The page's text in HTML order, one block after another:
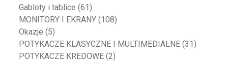
Gabloty i tablice (61)
MONITORY I EKRANY (108)
Okazje (5)
POTYKACZE KLASYCZNE I MULTIMEDIALNE (31)
POTYKACZE KREDOWE (2)